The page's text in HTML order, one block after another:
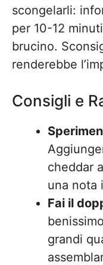
scongelarli:
per 10-12
brucino.
renderebbe
Consigli e
cheddar
una nota
Fai il
grandi